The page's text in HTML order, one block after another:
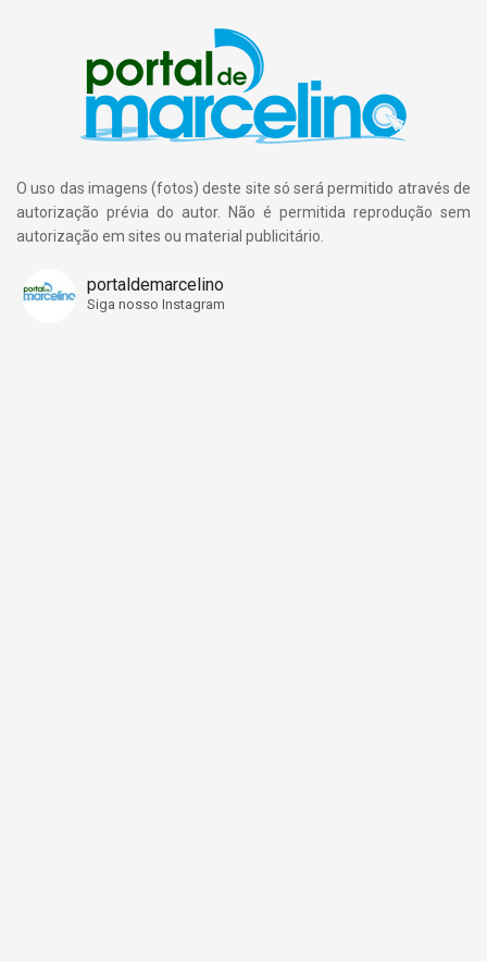
O uso das imagens (fotos) deste site só será permitido através de
autorização prévia do autor. Não é permitida reprodução sem
autorização em sites ou material publicitário.
portaldemarcelino
Siga nosso Instagram